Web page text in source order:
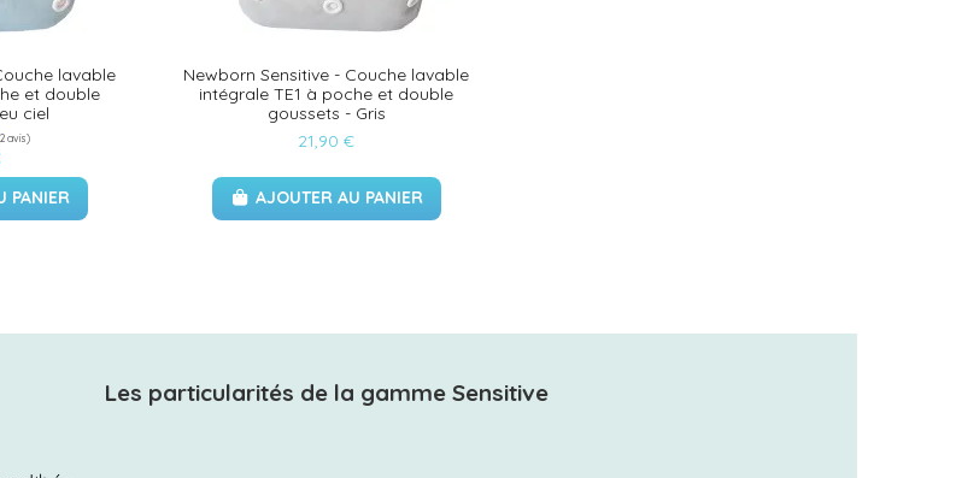
lavable
et double
ciel
PANIER
Newborn Sensitive - Couche lavable
intégrale TE1 à poche et double
goussets - Gris
21,90 €
AJOUTER AU PANIER
Les particularités de la gamme Sensitive